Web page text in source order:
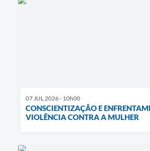
07 JUL 2026 - 10h00
CONSCIENTIZAÇÃO E
VIOLÊNCIA CONTRA A MULHER